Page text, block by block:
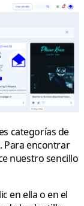
categorías de
Para encontrar
nuestro sencillo
en ella o en el